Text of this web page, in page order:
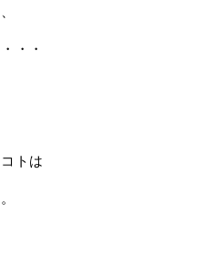
・・
トは